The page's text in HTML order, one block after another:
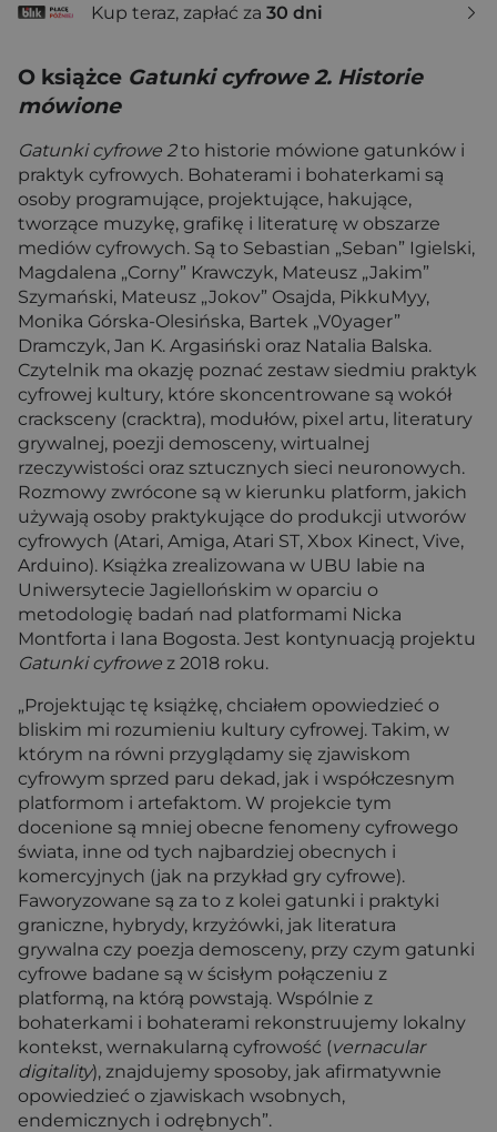
Kup teraz, zapłać za 30 dni
O książce Gatunki cyfrowe 2. Historie
mówione
Gatunki cyfrowe 2to historie mówione gatunków i
praktyk cyfrowych. Bohaterami i bohaterkami są
osoby programujące, projektujące, hakujące,
tworzące muzykę, grafikę i literaturę w obszarze
mediów cyfrowych. Są to Sebastian „Seban” Igielski,
Magdalena „Corny” Krawczyk, Mateusz „Jakim”
Szymański, Mateusz „Jokov” Osajda, PikkuMyy,
Monika Górska-Olesińska, Bartek „V0yager”
Dramczyk, Jan K. Argasiński oraz Natalia Balska.
Czytelnik ma okazję poznać zestaw siedmiu praktyk
cyfrowej kultury, które skoncentrowane są wokół
cracksceny (cracktra), modułów, pixel artu, literatury
grywalnej, poezji demosceny, wirtualnej
rzeczywistości oraz sztucznych sieci neuronowych.
Rozmowy zwrócone są w kierunku platform, jakich
używają osoby praktykujące do produkcji utworów
cyfrowych (Atari, Amiga, Atari ST, Xbox Kinect, Vive,
Arduino). Książka zrealizowana w UBU labie na
Uniwersytecie Jagiellońskim w oparciu o
metodologię badań nad platformami Nicka
Montforta i Iana Bogosta. Jest kontynuacją projektu
Gatunki cyfrowe z 2018 roku.
„Projektując tę książkę, chciałem opowiedzieć o
bliskim mi rozumieniu kultury cyfrowej. Takim, w
którym na równi przyglądamy się zjawiskom
cyfrowym sprzed paru dekad, jak i współczesnym
platformom i artefaktom. W projekcie tym
docenione są mniej obecne fenomeny cyfrowego
świata, inne od tych najbardziej obecnych i
komercyjnych (jak na przykład gry cyfrowe).
Faworyzowane są za to z kolei gatunki i praktyki
graniczne, hybrydy, krzyżówki, jak literatura
grywalna czy poezja demosceny, przy czym gatunki
cyfrowe badane są w ścisłym połączeniu z
platformą, na którą powstają. Wspólnie z
bohaterkami i bohaterami rekonstruujemy lokalny
kontekst, wernakularną cyfrowość (vernacular
digitality), znajdujemy sposoby, jak afirmatywnie
opowiedzieć o zjawiskach wsobnych,
endemicznych i odrębnych”.